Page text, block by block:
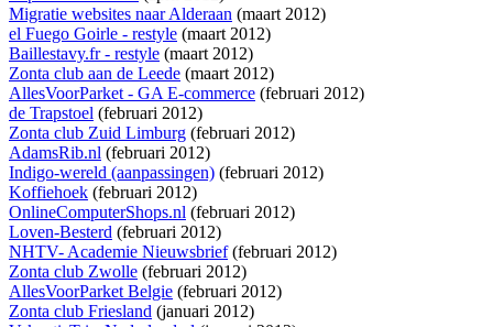
Migratie websites naar Alderaan (maart 2012)
el Fuego Goirle - restyle (maart 2012)
Baillestavy.fr - restyle (maart 2012)
Zonta club aan de Leede (maart 2012)
AllesVoorParket - GA E-commerce (februari 2012)
de Trapstoel (februari 2012)
Zonta club Zuid Limburg (februari 2012)
AdamsRib.nl (februari 2012)
Indigo-wereld (aanpassingen) (februari 2012)
Koffiehoek (februari 2012)
OnlineComputerShops.nl (februari 2012)
Loven-Besterd (februari 2012)
NHTV- Academie Nieuwsbrief(februari 2012)
Zonta club Zwolle (februari 2012)
AllesVoorParket Belgie (februari 2012)
Zonta club Friesland (januari 2012)